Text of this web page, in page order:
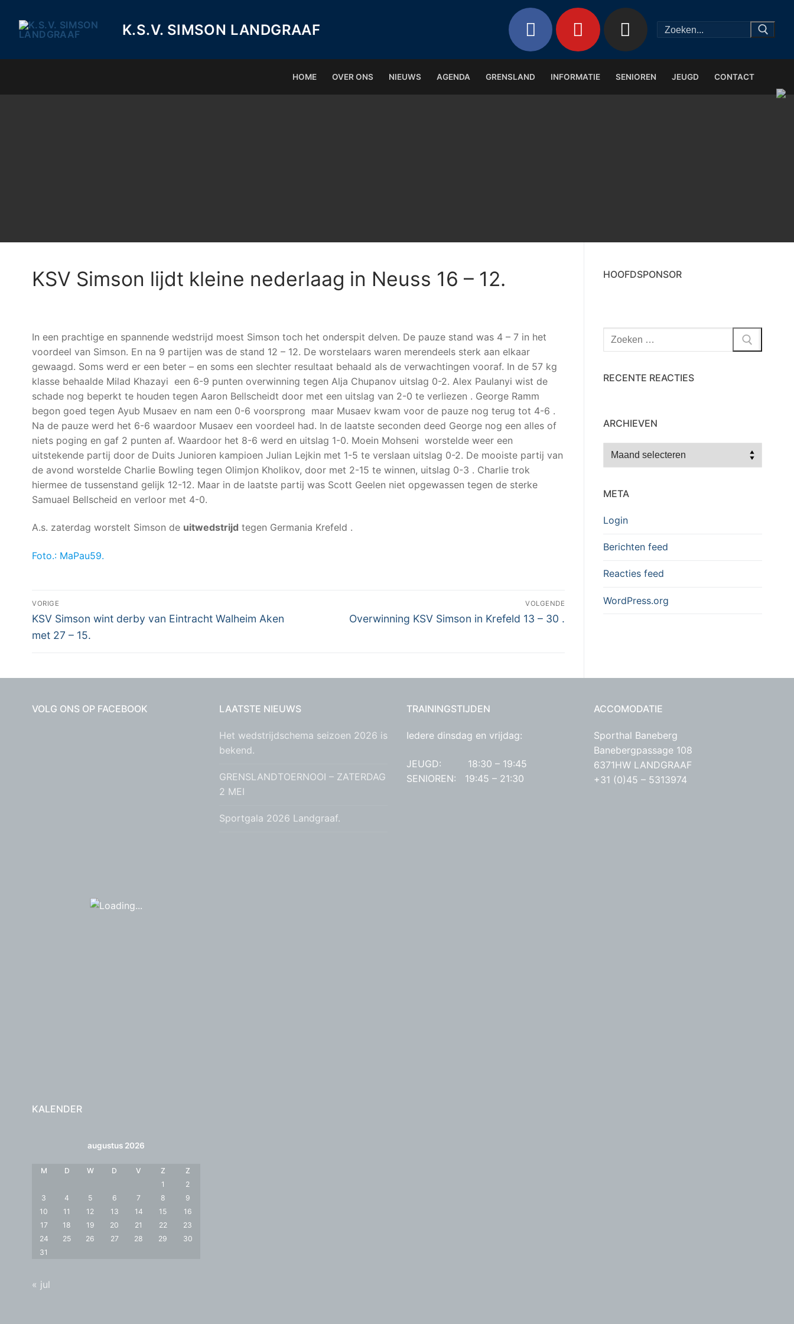
K.S.V. SIMSON LANDGRAAF Zoeken
naar:
HOME OVER ONS NIEUWS AGENDA GRENSLAND INFORMATIE SENIOREN JEUGD CONTACT
KSV Simson lijdt kleine nederlaag in Neuss 16 – 12.
In een prachtige en spannende wedstrijd moest Simson toch het onderspit delven. De pauze stand was 4 – 7 in het
voordeel van Simson. En na 9 partijen was de stand 12 – 12. De worstelaars waren merendeels sterk aan elkaar
gewaagd. Soms werd er een beter – en soms een slechter resultaat behaald als de verwachtingen vooraf. In de 57 kg
klasse behaalde Milad Khazayi een 6-9 punten overwinning tegen Alja Chupanov uitslag 0-2. Alex Paulanyi wist de
schade nog beperkt te houden tegen Aaron Bellscheidt door met een uitslag van 2-0 te verliezen . George Ramm
begon goed tegen Ayub Musaev en nam een 0-6 voorsprong maar Musaev kwam voor de pauze nog terug tot 4-6 .
Na de pauze werd het 6-6 waardoor Musaev een voordeel had. In de laatste seconden deed George nog een alles of
niets poging en gaf 2 punten af. Waardoor het 8-6 werd en uitslag 1-0. Moein Mohseni worstelde weer een
uitstekende partij door de Duits Junioren kampioen Julian Lejkin met 1-5 te verslaan uitslag 0-2. De mooiste partij van
de avond worstelde Charlie Bowling tegen Olimjon Kholikov, door met 2-15 te winnen, uitslag 0-3 . Charlie trok
hiermee de tussenstand gelijk 12-12. Maar in de laatste partij was Scott Geelen niet opgewassen tegen de sterke
Samuael Bellscheid en verloor met 4-0.
A.s. zaterdag worstelt Simson de uitwedstrijd tegen Germania Krefeld .
Foto.: MaPau59.
Bericht
navigatie
VORIGE
Vorig
bericht:
KSV Simson wint derby van Eintracht Walheim Aken
met 27 – 15.
VOLGENDE
Volgend
Overwinning KSV Simson in Krefeld 13 – 30 .
HOOFDSPONSOR
Zoeken
naar:
RECENTE REACTIES
ARCHIEVEN
Archieven
META
Login
Berichten feed
Reacties feed
WordPress.org
VOLG ONS OP FACEBOOK
KALENDER
augustus 2026
M D W D V Z
Z
1
2
3
4 5 6 7 8
9
10
11 12 13 14 15
16
17
18 19 20 21 22
23
24
25 26 27 28 29
30
31
« jul
LAATSTE NIEUWS
Het wedstrijdschema seizoen 2026 is
bekend.
GRENSLANDTOERNOOI – ZATERDAG
2 MEI
Sportgala 2026 Landgraaf.
TRAININGSTIJDEN
Iedere dinsdag en vrijdag:
JEUGD: 18:30 – 19:45
SENIOREN: 19:45 – 21:30
ACCOMODATIE
Sporthal Baneberg
Banebergpassage 108
6371HW LANDGRAAF
+31 (0)45 – 5313974